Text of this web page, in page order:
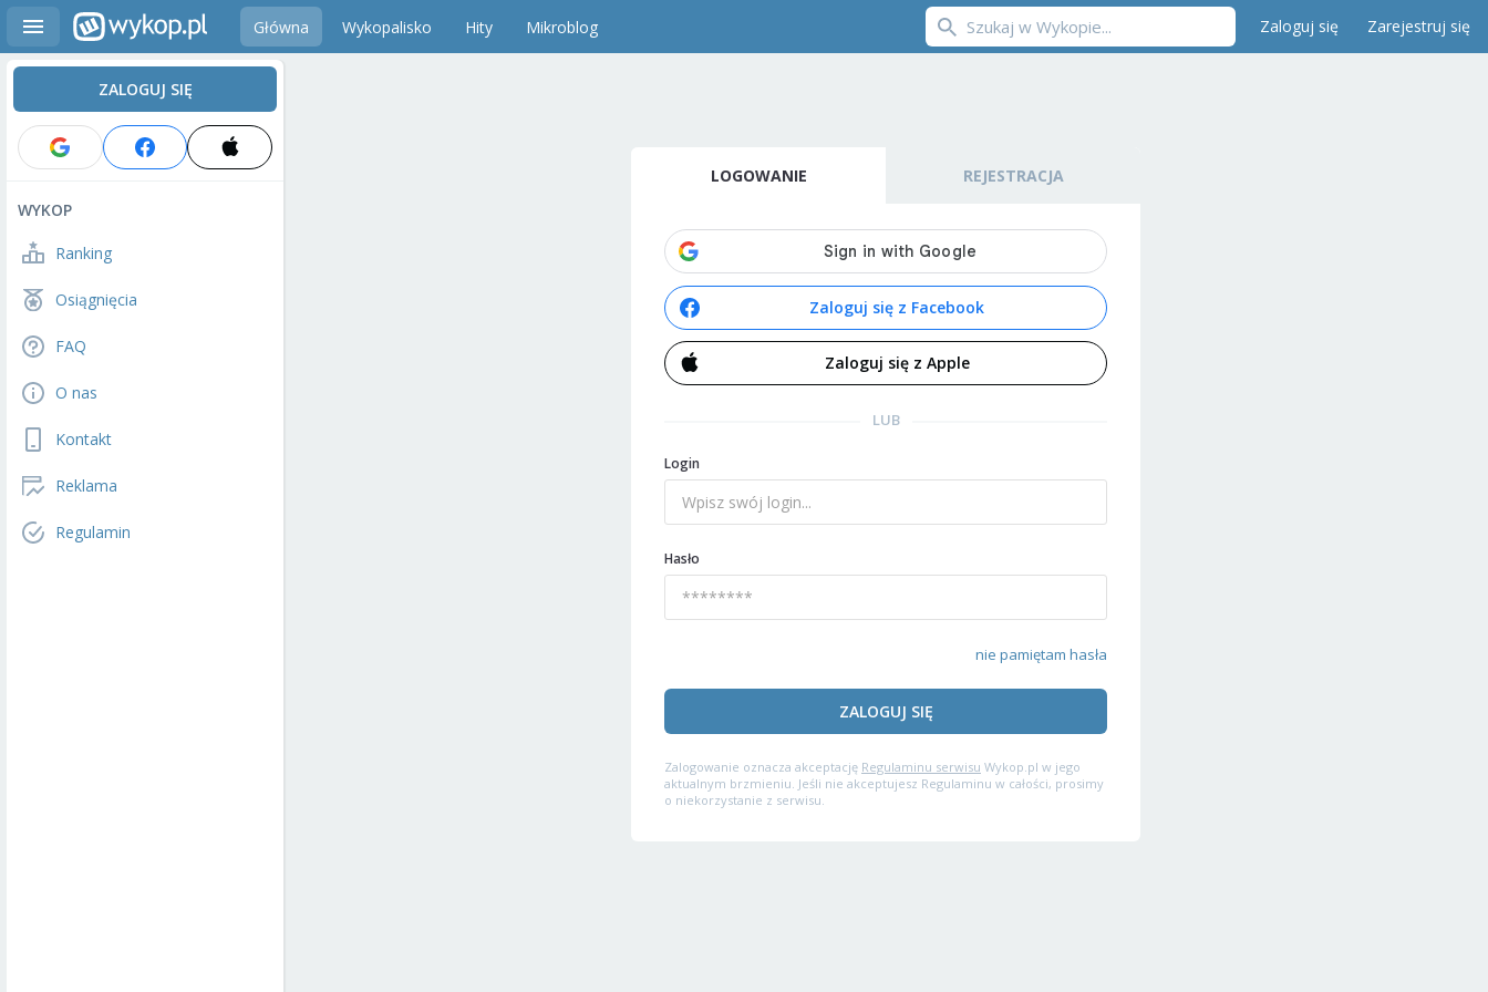
Główna Wykopalisko Hity Mikroblog Zaloguj się Zarejestruj się
ZALOGUJ SIĘ
WYKOP
Ranking
Osiągnięcia
FAQ
O nas
Kontakt
Reklama
Regulamin
LOGOWANIE REJESTRACJA
Zaloguj się z Facebook
Zaloguj się z Apple
LUB
Login
Hasło
nie pamiętam hasła
ZALOGUJ SIĘ
Zalogowanie oznacza akceptację Regulaminu serwisu Wykop.pl w jego
aktualnym brzmieniu. Jeśli nie akceptujesz Regulaminu w całości, prosimy
o niekorzystanie z serwisu.